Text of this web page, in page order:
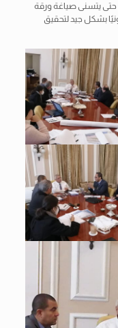
حتى يتسنى صياغة ورقة
بشكل جيد لتحقيق